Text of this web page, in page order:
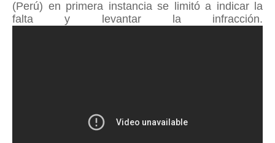
(Perú) en primera instancia se limitó a indicar la
falta y levantar la infracción.